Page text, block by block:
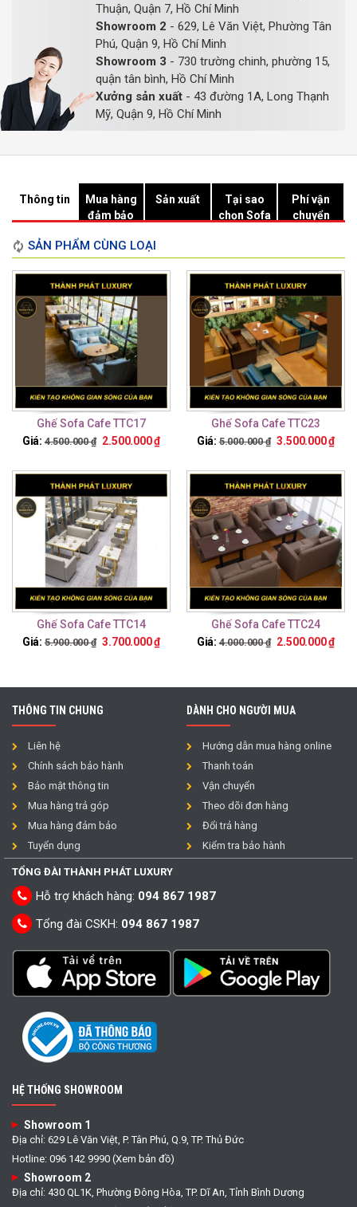
Thuận, Quận 7, Hồ Chí Minh
Showroom 2 - 629, Lê Văn Việt, Phường Tân
Phú, Quận 9, Hồ Chí Minh
Showroom 3 - 730 trường chinh, phường 15,
quận tân bình, Hồ Chí Minh
Xưởng sản xuất - 43 đường 1A, Long Thạnh
Mỹ, Quận 9, Hồ Chí Minh
Thông tin
Mua hàng
đảm bảo
Sản xuất
Tại sao
chọn Sofa
Phí vận
chuyển
SẢN PHẨM CÙNG LOẠI
Ghế Sofa Cafe TTC17
Giá: 4.500.000₫ 2.500.000₫
Ghế Sofa Cafe TTC23
Giá: 5.000.000₫ 3.500.000₫
Ghế Sofa Cafe TTC14
Giá: 5.900.000₫ 3.700.000₫
Ghế Sofa Cafe TTC24
Giá: 4.000.000₫ 2.500.000₫
THÔNG TIN CHUNG
Liên hệ
Chính sách bảo hành
Bảo mật thông tin
Mua hàng trả góp
Mua hàng đảm bảo
Tuyển dụng
DÀNH CHO NGƯỜI MUA
Hướng dẫn mua hàng online
Thanh toán
Vận chuyển
Theo dõi đơn hàng
Đổi trả hàng
Kiểm tra bảo hành
TỔNG ĐÀI THÀNH PHÁT LUXURY
Hỗ trợ khách hàng: 094 867 1987
Tổng đài CSKH: 094 867 1987
HỆ THỐNG SHOWROOM
Showroom 1
Địa chỉ: 629 Lê Văn Việt, P. Tân Phú, Q.9, TP. Thủ Đức
Hotline: 096 142 9990 (Xem bản đồ)
Showroom 2
Địa chỉ: 430 QL1K, Phường Đông Hòa, TP. Dĩ An, Tỉnh Bình Dương